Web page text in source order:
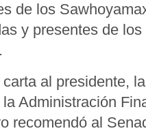
de los
y presentes de
al presidente,
Administración
recomendó al